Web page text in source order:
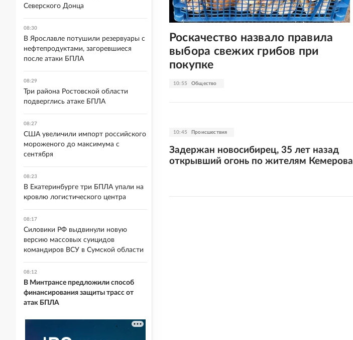
10:55 Общество
Роскачество назвало правила
выбора свежих грибов при
покупке
10:45 Происшествия
Задержан новосибирец, 35 лет назад
открывший огонь по жителям Кемерова
Северского Донца
08:30
В Ярославле потушили резервуары с
нефтепродуктами, загоревшиеся
после атаки БПЛА
08:29
Три района Ростовской области
подверглись атаке БПЛА
08:27
США увеличили импорт российского
мороженого до максимума с
сентября
08:23
В Екатеринбурге три БПЛА упали на
кровлю логистического центра
08:17
Силовики РФ выдвинули новую
версию массовых суицидов
командиров ВСУ в Сумской области
08:12
В Минтрансе предложили способ
финансирования защиты трасс от
атак БПЛА